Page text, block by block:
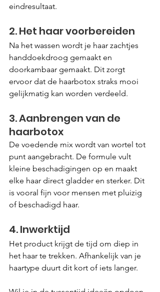
eindresultaat.
2. Het haar voorbereiden
Na het wassen wordt je haar zachtjes
handdoekdroog gemaakt en
doorkambaar gemaakt. Dit zorgt
ervoor dat de haarbotox straks mooi
gelijkmatig kan worden verdeeld.
3. Aanbrengen van de
haarbotox
De voedende mix wordt van wortel tot
punt aangebracht. De formule vult
kleine beschadigingen op en maakt
elke haar direct gladder en sterker. Dit
is vooral fijn voor mensen met pluizig
of beschadigd haar.
4. Inwerktijd
Het product krijgt de tijd om diep in
het haar te trekken. Afhankelijk van je
haartype duurt dit kort of iets langer.